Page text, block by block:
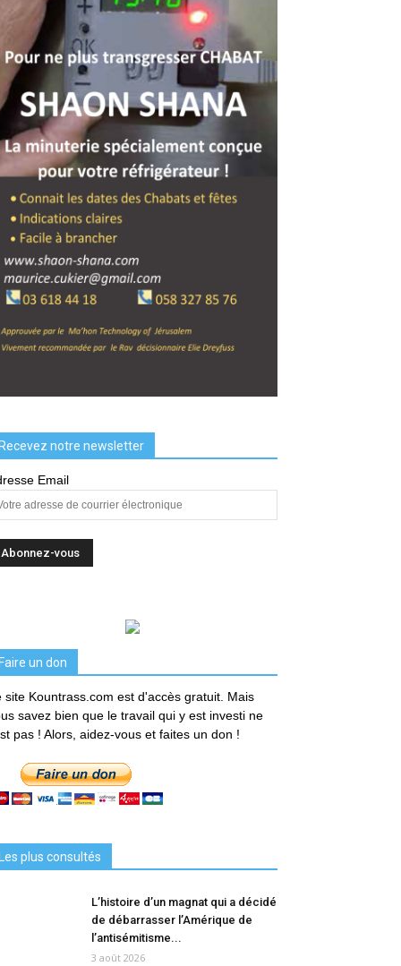
Recevez notre newsletter
Email
Faire un don
site Kountrass.com est d'accès gratuit. Mais
savez bien que le travail qui y est investi ne
pas ! Alors, aidez-vous et faites un don !
Les plus consultés
L’histoire d’un magnat qui a décidé
de débarrasser l’Amérique de
l’antisémitisme...
3 août 2026